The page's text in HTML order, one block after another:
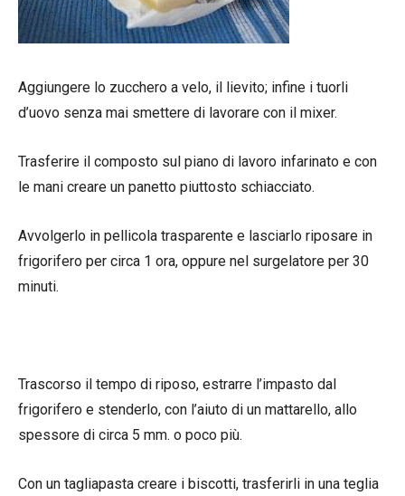
Aggiungere lo zucchero a velo, il lievito; infine i tuorli
d’uovo senza mai smettere di lavorare con il mixer.
Trasferire il composto sul piano di lavoro infarinato e con
le mani creare un panetto piuttosto schiacciato.
Avvolgerlo in pellicola trasparente e lasciarlo riposare in
frigorifero per circa 1 ora, oppure nel surgelatore per 30
minuti.
Trascorso il tempo di riposo, estrarre l’impasto dal
frigorifero e stenderlo, con l’aiuto di un mattarello, allo
spessore di circa 5 mm. o poco più.
Con un tagliapasta creare i biscotti, trasferirli in una teglia